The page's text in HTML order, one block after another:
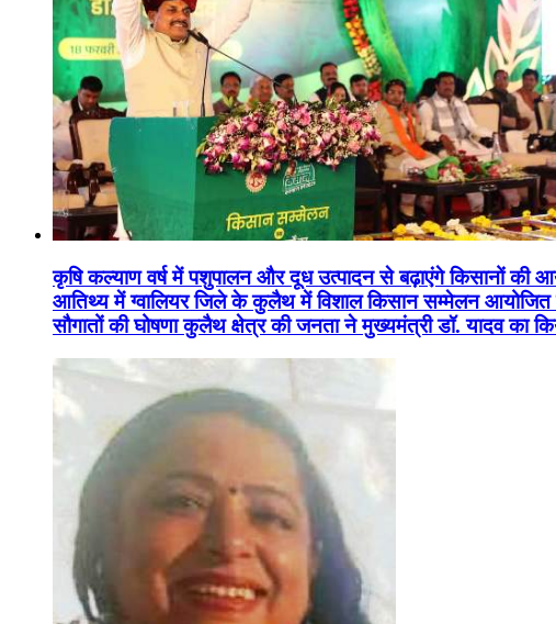
कृषि कल्याण वर्ष में पशुपालन और दूध उत्पादन से बढ़ाएंगे किसानों की
आतिथ्य में ग्वालियर जिले के कुलैथ में विशाल किसान सम्मेलन आयोजित
सौगातों की घोषणा कुलैथ क्षेत्र की जनता ने मुख्यमंत्री डॉ. यादव का